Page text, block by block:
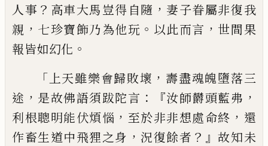
人事 ？ 高車大馬豈得自隨 ， 妻子眷屬非復我
親 ， 七珍寶飾乃為他玩 。 以此而言 ， 世間果
報皆如幻化 。
「 上天雖樂會歸敗壞 ， 壽盡魂魄墮落三
途 ， 是故佛語須跋陀言 ：『汝師欝頭藍弗 ，
利根聰明能伏煩惱 ， 至於非非想處命終 ， 還
作畜生道中飛狸之身 ，況復餘者 ？』故知未